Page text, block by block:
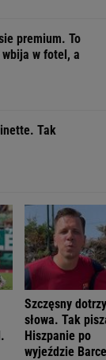
premium. To
w fotel, a
Tak
Szczęsny
słowa. Tak
Hiszpanie po
wyjeździe